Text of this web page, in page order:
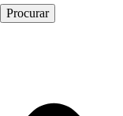
Procurar